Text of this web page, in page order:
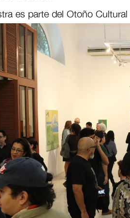
es parte del Otoño